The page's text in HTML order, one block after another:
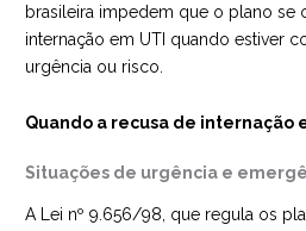
brasileira impedem que o plano se
internação em UTI quando estiver
urgência ou risco.
Quando a recusa de internação
Situações de urgência e
A Lei nº 9.656/98, que regula os